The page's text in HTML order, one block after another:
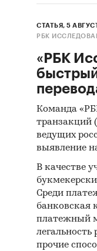
СТАТЬЯ, 5
РБК
«РБК
Команда
транзакций
ведущих
выявление
В качестве
Среди
банковская
платежный
прочие